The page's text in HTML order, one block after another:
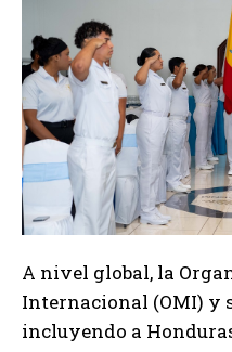
A nivel global, la
Internacional (OMI) y
incluyendo a